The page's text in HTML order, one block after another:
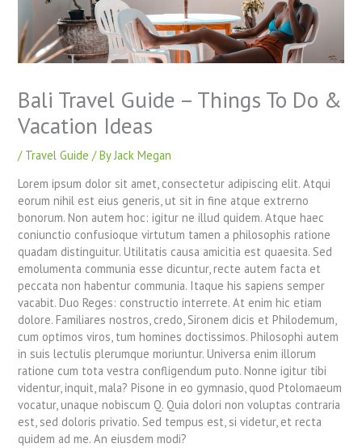
Bali Travel Guide – Things To Do &
Vacation Ideas
/ Travel Guide / ByJack Megan
Lorem ipsum dolor sit amet, consectetur adipiscing elit. Atqui
eorum nihil est eius generis, ut sit in fine atque extrerno
bonorum. Non autem hoc: igitur ne illud quidem. Atque haec
coniunctio confusioque virtutum tamen a philosophis ratione
quadam distinguitur. Utilitatis causa amicitia est quaesita. Sed
emolumenta communia esse dicuntur, recte autem facta et
peccata non habentur communia. Itaque his sapiens semper
vacabit. Duo Reges: constructio interrete. At enim hic etiam
dolore. Familiares nostros, credo, Sironem dicis et Philodemum,
cum optimos viros, tum homines doctissimos. Philosophi autem
in suis lectulis plerumque moriuntur. Universa enim illorum
ratione cum tota vestra confligendum puto. Nonne igitur tibi
videntur, inquit, mala? Pisone in eo gymnasio, quod Ptolomaeum
vocatur, unaque nobiscum Q. Quia dolori non voluptas contraria
est, sed doloris privatio. Sed tempus est, si videtur, et recta
quidem ad me. An eiusdem modi?